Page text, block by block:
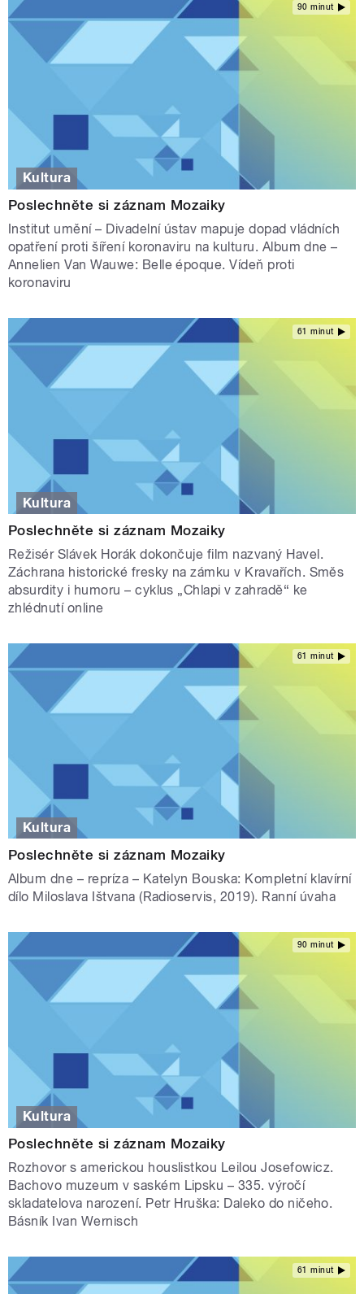
90 minut
Kultura
Poslechněte si záznam Mozaiky
Institut umění – Divadelní ústav mapuje dopad vládních
opatření proti šíření koronaviru na kulturu. Album dne –
Annelien Van Wauwe: Belle époque. Vídeň proti
koronaviru
61 minut
Kultura
Poslechněte si záznam Mozaiky
Režisér Slávek Horák dokončuje film nazvaný Havel.
Záchrana historické fresky na zámku v Kravařích. Směs
absurdity i humoru – cyklus „Chlapi v zahradě“ ke
zhlédnutí online
61 minut
Kultura
Poslechněte si záznam Mozaiky
Album dne – repríza – Katelyn Bouska: Kompletní klavírní
dílo Miloslava Ištvana (Radioservis, 2019). Ranní úvaha
90 minut
Kultura
Poslechněte si záznam Mozaiky
Rozhovor s americkou houslistkou Leilou Josefowicz.
Bachovo muzeum v saském Lipsku – 335. výročí
skladatelova narození. Petr Hruška: Daleko do ničeho.
Básník Ivan Wernisch
61 minut